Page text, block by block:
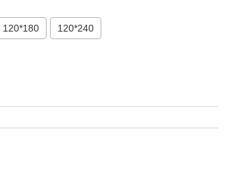
120*180 120*240